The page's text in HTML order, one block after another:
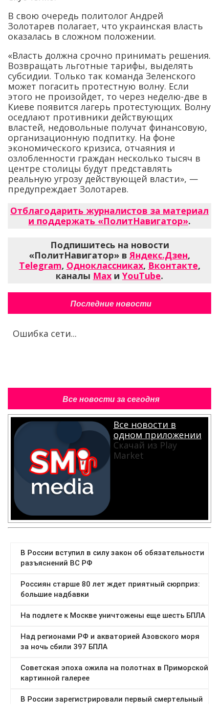
В свою очередь политолог Андрей
Золотарев полагает, что украинская власть
оказалась в сложном положении.
«Власть должна срочно принимать решения.
Возвращать льготные тарифы, выделять
субсидии. Только так команда Зеленского
может погасить протестную волну. Если
этого не произойдет, то через неделю-две в
Киеве появится лагерь протестующих. Волну
оседлают противники действующих
властей, недовольные получат финансовую,
организационную подпитку. На фоне
экономического кризиса, отчаяния и
озлобленности граждан несколько тысяч в
центре столицы будут представлять
реальную угрозу действующей власти», —
предупреждает Золотарев.
Отблагодарить журналистов за материал
и поддержать «ПолитНавигатор».
Подпишитесь на новости
«ПолитНавигатор» в Яндекс.Дзен,
Telegram, Одноклассниках, Вконтакте,
каналы Max и YouTube.
Последние новости
Ошибка сети...
Все новости за сегодня
Все новости в
одном приложении
Скачай из Play
Market